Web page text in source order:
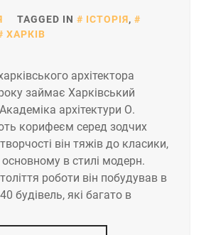
TAGGED IN ІСТОРІЯ,
ХАРКІВ
архітектора
займає Харківський
архітектури О.
корифеєм серед зодчих
він тяжів до класики,
в стилі модерн.
роботи він побудував в
будівель, які багато в